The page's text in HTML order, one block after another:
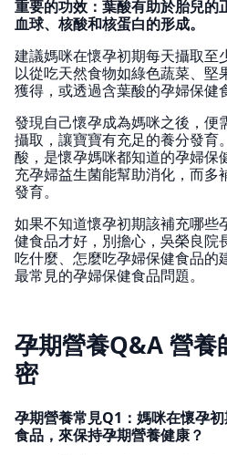
重要的功效：葉酸有助於胎兒的
血球、核酸和核蛋白的形成。
建議媽咪在懷孕初期每天攝取至
以從吃天然食物如綠色蔬菜、堅
獲得，或透過含葉酸的孕婦保健
發現自己懷孕成為媽咪之後，便
攝取，讓寶寶有充足的養分發育
酸，是懷孕媽咪都知道的孕婦保
充孕婦益生菌能幫助消化，而多
發育。
如果不知道懷孕初期該補充哪些
健食品才好，別擔心，吳榮良院
吃什麼、怎麼吃孕婦保健食品的
最常見的孕婦保健食品問題。
孕期營養Q&A 營養
密
孕期營養常見Q1：媽咪在懷孕
食品，來保持孕期營養健康？